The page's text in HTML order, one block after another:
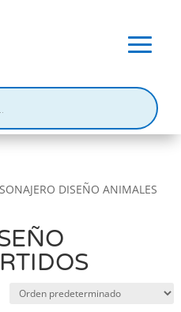
DISEÑO ANIMALES